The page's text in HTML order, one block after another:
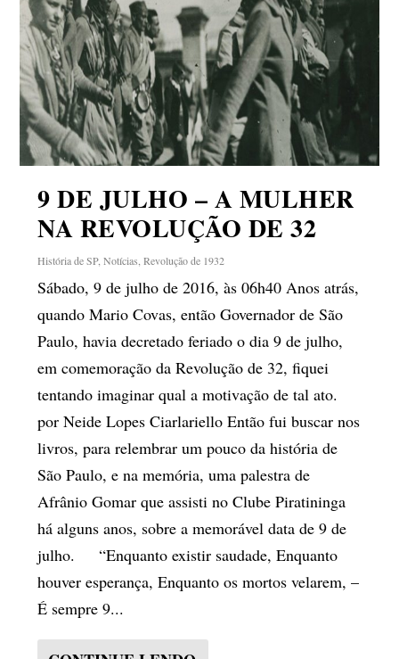
9 DE JULHO – A MULHER
NA REVOLUÇÃO DE 32
História de SP,Notícias ,Revolução de 1932
Sábado, 9 de julho de 2016, às 06h40 Anos atrás,
quando Mario Covas, então Governador de São
Paulo, havia decretado feriado o dia 9 de julho,
em comemoração da Revolução de 32, fiquei
tentando imaginar qual a motivação de tal ato.
por Neide Lopes Ciarlariello Então fui buscar nos
livros, para relembrar um pouco da história de
São Paulo, e na memória, uma palestra de
Afrânio Gomar que assisti no Clube Piratininga
há alguns anos, sobre a memorável data de 9 de
julho. “Enquanto existir saudade, Enquanto
houver esperança, Enquanto os mortos velarem, –
É sempre 9...